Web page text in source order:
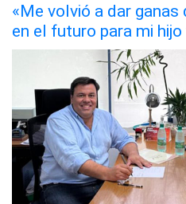
«Me volvió a dar
en el futuro para mi hijo